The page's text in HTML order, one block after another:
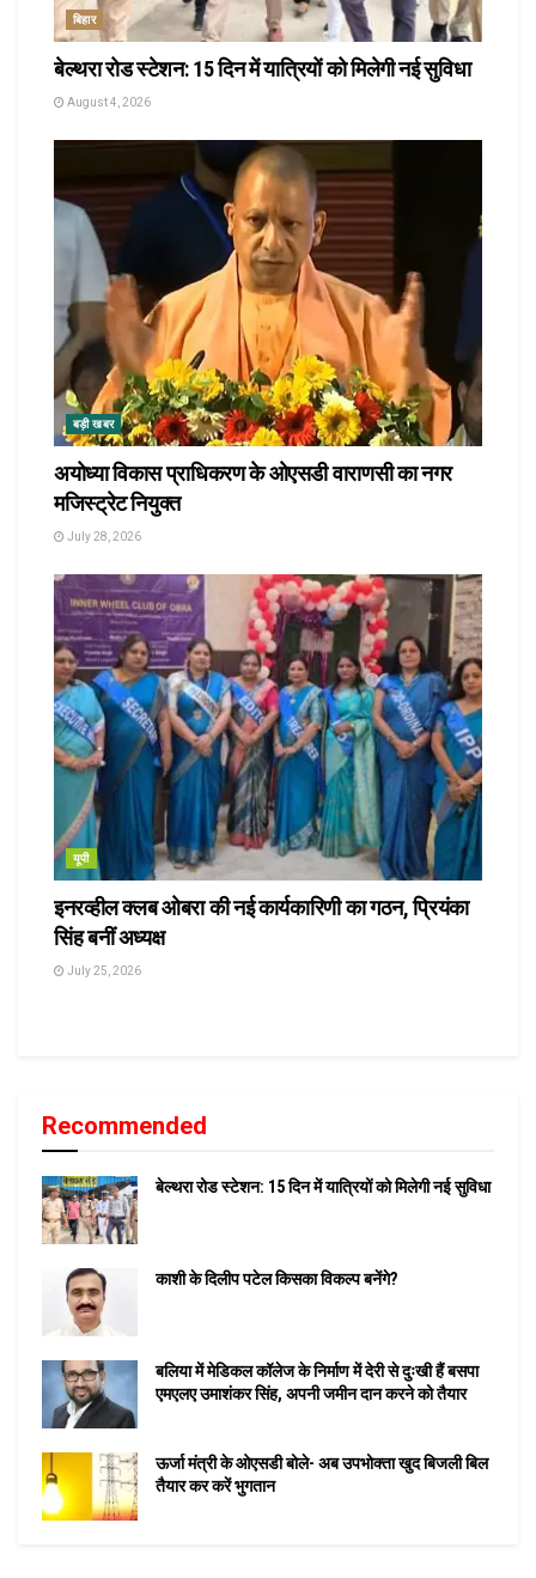
बिहार
बेल्थरा रोड स्टेशन: 15 दिन में यात्रियों को मिलेगी नई सुविधा
August 4, 2026
बड़ी खबर
अयोध्या विकास प्राधिकरण के ओएसडी वाराणसी का नगर
मजिस्ट्रेट नियुक्त
July 28, 2026
यूपी
इनरव्हील क्लब ओबरा की नई कार्यकारिणी का गठन, प्रियंका
सिंह बनीं अध्यक्ष
July 25, 2026
Recommended
बेल्थरा रोड स्टेशन: 15 दिन में यात्रियों को मिलेगी नई सुविधा
काशी के दिलीप पटेल किसका विकल्प बनेंगे?
बलिया में मेडिकल कॉलेज के निर्माण में देरी से दुःखी हैं बसपा
एमएलए उमाशंकर सिंह, अपनी जमीन दान करने को तैयार
ऊर्जा मंत्री के ओएसडी बोले- अब उपभोक्ता खुद बिजली बिल
तैयार कर करें भुगतान